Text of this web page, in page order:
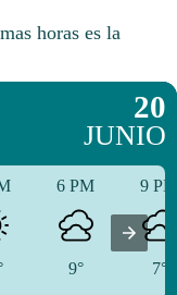
horas es la
20
JUNIO
6 PM
9°
9
7°